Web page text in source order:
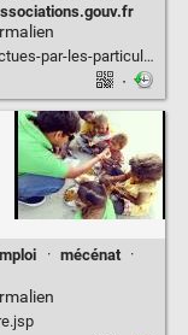
particuliers-le-recu.html
·
· mécénat
·